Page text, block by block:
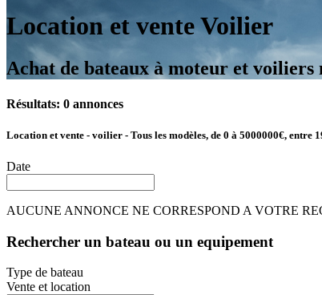
Location et vente Voilier
Achat de bateaux à moteur et voiliers
Résultats: 0 annonces
Location et vente - voilier - Tous les modèles, de 0 à 5000000€, entre
Date
AUCUNE ANNONCE NE CORRESPOND A VOTRE
Rechercher un bateau ou un equipement
Type de bateau
Vente et location